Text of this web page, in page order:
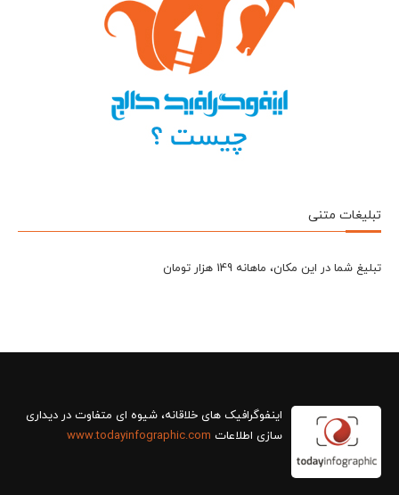
تبلیغات متنی
تبلیغ شما در این مکان، ماهانه 149 هزار تومان
سازی اطلاعات www.todayinfographic.com